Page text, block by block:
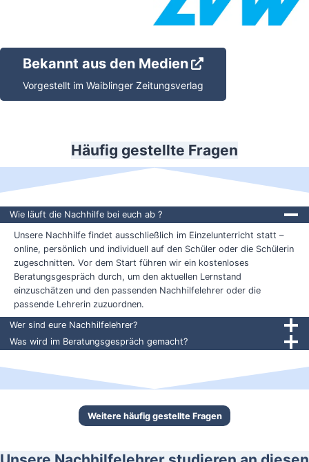
Bekannt aus den Medien
Vorgestellt im Waiblinger Zeitungsverlag
Häufig gestellte Fragen
Wie läuft die Nachhilfe bei euch ab ?
Unsere Nachhilfe findet ausschließlich im Einzelunterricht statt –
online, persönlich und individuell auf den Schüler oder die Schülerin
zugeschnitten. Vor dem Start führen wir ein kostenloses
Beratungsgespräch durch, um den aktuellen Lernstand
einzuschätzen und den passenden Nachhilfelehrer oder die
passende Lehrerin zuzuordnen.
Wer sind eure Nachhilfelehrer?
Was wird im Beratungsgespräch gemacht?
Weitere häufig gestellte Fragen